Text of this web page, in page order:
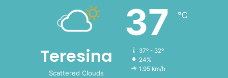
Teresina
Scattered Clouds
37 ℃
37º - 32º
24%
1.95 km/h